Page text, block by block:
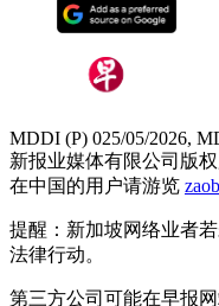
MDDI (P) 025/05/2026,
新报业媒体有限公司版权
在中国的用户请游览
提醒：新加坡网络业者
法律行动。
第三方公司可能在早报